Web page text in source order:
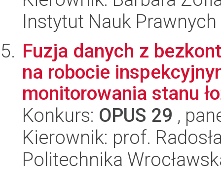
Instytut Nauk Prawnych
Fuzja danych z
na robocie
monitorowania stanu
Konkurs: OPUS 29 ,
Kierownik: prof.
Politechnika